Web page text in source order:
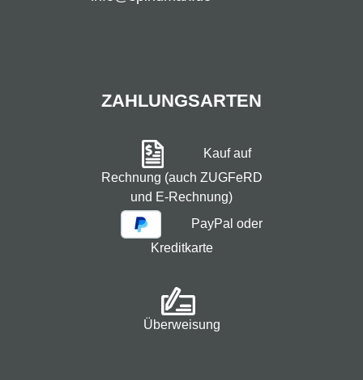
ZAHLUNGSARTEN
Kauf auf
Rechnung (auch ZUGFeRD
und E-Rechnung)
PayPal oder
Kreditkarte
Überweisung